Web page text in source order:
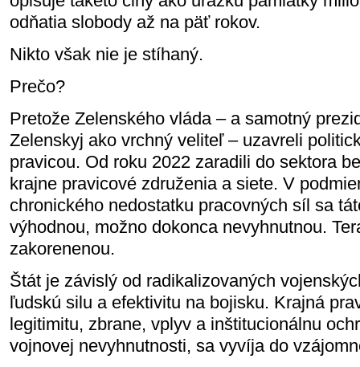
odňatia slobody až na päť rokov.
Nikto však nie je stíhaný.
Prečo?
Pretože Zelenského vláda – a samotný
Zelenskyj ako vrchný veliteľ – uzavreli
pravicou. Od roku 2022 zaradili do sektora
krajne pravicové združenia a siete. V
chronického nedostatku pracovných síl sa
výhodnou, možno dokonca nevyhnutnou.
zakorenenou.
Štát je závislý od radikalizovaných
ľudskú silu a efektivitu na bojisku. Krajná
legitimitu, zbrane, vplyv a inštitucionálnu
vojnovej nevyhnutnosti, sa vyvíja do